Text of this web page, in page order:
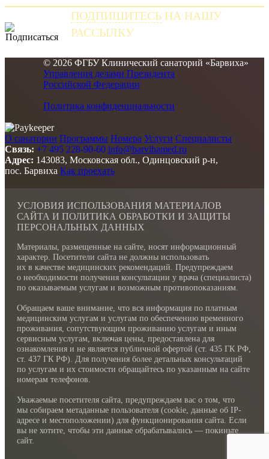
ПОДПИШИТЕСЬ НА НАШУ
РАССЫЛКУ
© 2026 ФГБУ Клинический санаторий «Барвиха»
Управления делами Президента
Российской Федерации
Политика конфиденциальности
О санатории Программы Номера Услуги Специалисты
Связь: +7 495 228-90-60 info@barvihamed.ru
Адрес: 143083, Московская обл., Одинцовский р-н,
пос. Барвиха Как проехать
УСЛОВИЯ ИСПОЛЬЗОВАНИЯ МАТЕРИАЛОВ
САЙТА И ПОЛИТИКА ОБРАБОТКИ И ЗАЩИТЫ
ПЕРСОНАЛЬНЫХ ДАННЫХ
Материалы, размещенные на сайте, носят информационный
характер. Посетители сайта не должны использовать
их в качестве медицинских рекомендаций. Предупреждаем
о необходимости получения консультации у врача (специалиста)
по оказываемым услугам и возможным противопоказаниям.
Обращаем ваше внимание, что вся информация по платным
медицинским услугам и услугам по обеспечению временного
проживания, сопутствующим проживанию услугам и иным
сервисным услугам, включая цены, предоставлена для
ознакомления и не является публичной офертой (ст. 435 ГК РФ,
cт. 437 ГК РФ). Для получения более детальных консультаций
по услугам и их стоимости обращайтесь по указанным на сайте
номерам телефонов.
Уважаемые посетителя сайта, предупреждаем вас о том, что
мы собираем метаданные пользователя (cookie, данные об IP-
адресе и местоположении) для функционирования сайта. Если
вы не хотите, чтобы эти данные обрабатывались — покиньте
сайт.